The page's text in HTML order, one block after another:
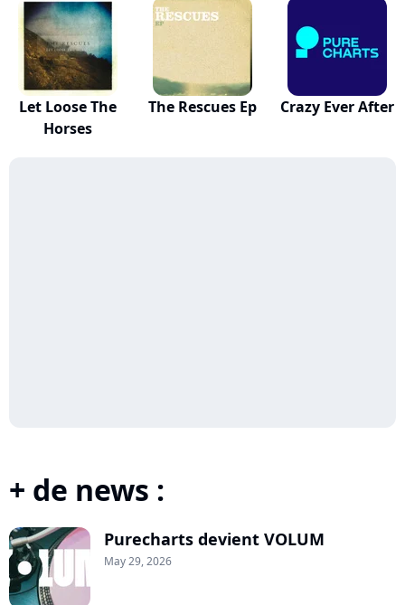
Let Loose The
Horses
The Rescues Ep Crazy Ever After
+ de news :
Purecharts devient VOLUM
May 29, 2026